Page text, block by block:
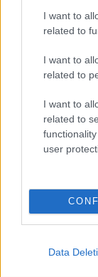
I want to
related to
I want to
related to
I want to
related to
user
Data
Endoszkópos